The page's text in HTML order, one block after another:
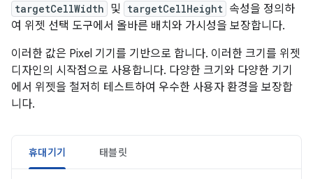
targetCellWidth 및 targetCellHeight 속성을 정의하
여 위젯 선택 도구에서 올바른 배치와 가시성을 보장합니다.
이러한 값은 Pixel 기기를 기반으로 합니다. 이러한 크기를 위젯
디자인의 시작점으로 사용합니다. 다양한 크기와 다양한 기기
에서 위젯을 철저히 테스트하여 우수한 사용자 환경을 보장합
니다.
휴대기기 태블릿